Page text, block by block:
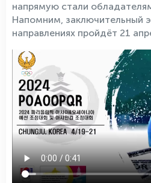
напрямую стали
Напомним, заключительный
направлениях пройдёт 21